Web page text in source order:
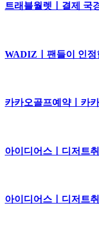
트래블월렛ㅣ결제 국
WADIZㅣ팬들이 인정
카카오골프예약ㅣ카
아이디어스ㅣ디저트
아이디어스ㅣ디저트